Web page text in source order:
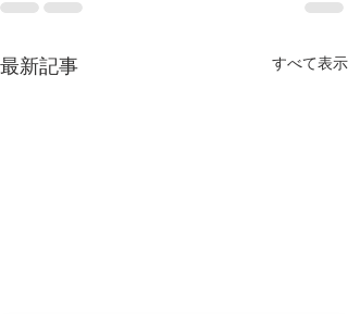
最新記事 すべて表示